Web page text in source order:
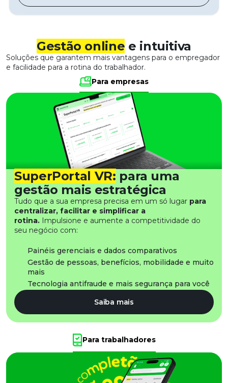
Gestão online e intuitiva
Soluções que garantem mais vantagens para o empregador
e facilidade para a rotina do trabalhador.
Para empresas
SuperPortal VR: para uma
gestão mais estratégica
Tudo que a sua empresa precisa em um só lugar para
centralizar, facilitar e simplificar a
rotina. Impulsione e aumente a competitividade do
seu negócio com:
Painéis gerenciais e dados comparativos
Gestão de pessoas, benefícios, mobilidade e muito
mais
Tecnologia antifraude e mais segurança para você
Saiba mais
Para trabalhadores